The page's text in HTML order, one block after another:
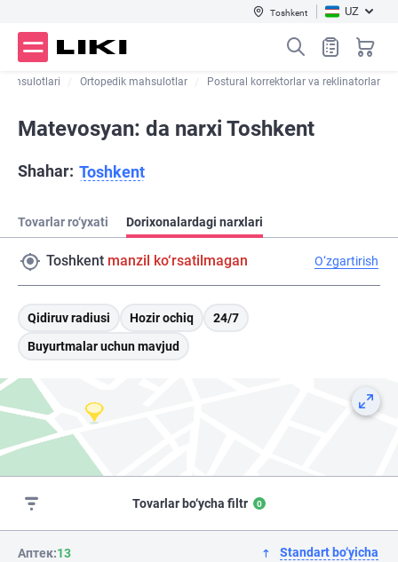
Toshkent UZ
Ortopedik mahsulotlar Postural korrektorlar va reklinatorlar
Matevosyan: da narxi Toshkent
Shahar: Toshkent
Tovarlar ro‘yxati Dorixonalardagi narxlari
Toshkent manzil ko‘rsatilmagan O‘zgartirish
Qidiruv radiusi Hozir ochiq
24/7
Buyurtmalar uchun mavjud
Tovarlar bo‘ycha filtr 0
Аптек:13 Standart bo‘yicha